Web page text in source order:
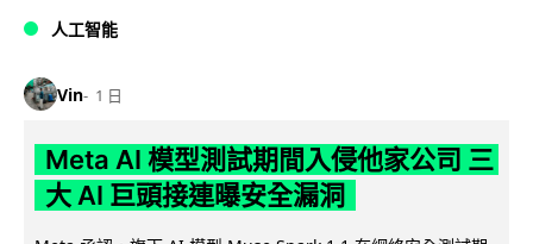
人工智能
Vin 1 日
Meta AI 模型測試期間入侵他家公司 三
大 AI 巨頭接連曝安全漏洞